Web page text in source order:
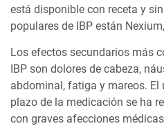
está disponible con receta y
populares de IBP están
Los efectos secundarios más
IBP son dolores de cabeza,
abdominal, fatiga y mareos.
plazo de la medicación se ha
con graves afecciones